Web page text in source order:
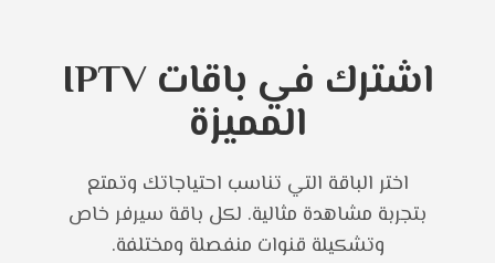
اشترك في باقات IPTV
المميزة
اختر الباقة التي تناسب احتياجاتك وتمتع
بتجربة مشاهدة مثالية. لكل باقة سيرفر خاص
وتشكيلة قنوات منفصلة ومختلفة.